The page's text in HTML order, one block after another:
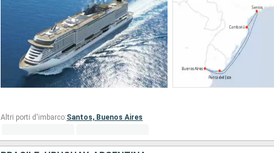
Altri porti d'imbarco:Santos, Buenos Aires